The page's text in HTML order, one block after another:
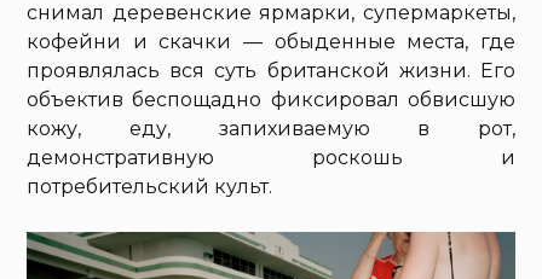
снимал деревенские ярмарки, супермаркеты,
кофейни и скачки — обыденные места, где
проявлялась вся суть британской жизни. Его
объектив беспощадно фиксировал обвисшую
кожу, еду, запихиваемую в рот,
демонстративную роскошь и
потребительский культ.